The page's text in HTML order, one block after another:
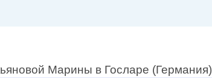
Марины в Госларе (Германия)